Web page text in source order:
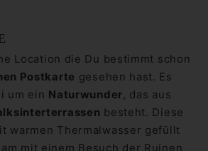
Location die Du bestimmt schon
Postkarte gesehen hast. Es
um ein Naturwunder, das aus
besteht. Diese
warmen Thermalwasser gefüllt
mit einem Besuch der Ruinen